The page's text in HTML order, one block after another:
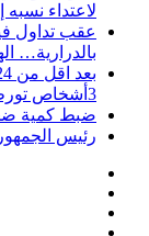
لاعتداء
عقب تداول
بالدرارية…
3أشخاص تورطوا في الإعتداء على مواطن
ضبط كمية
رئيس